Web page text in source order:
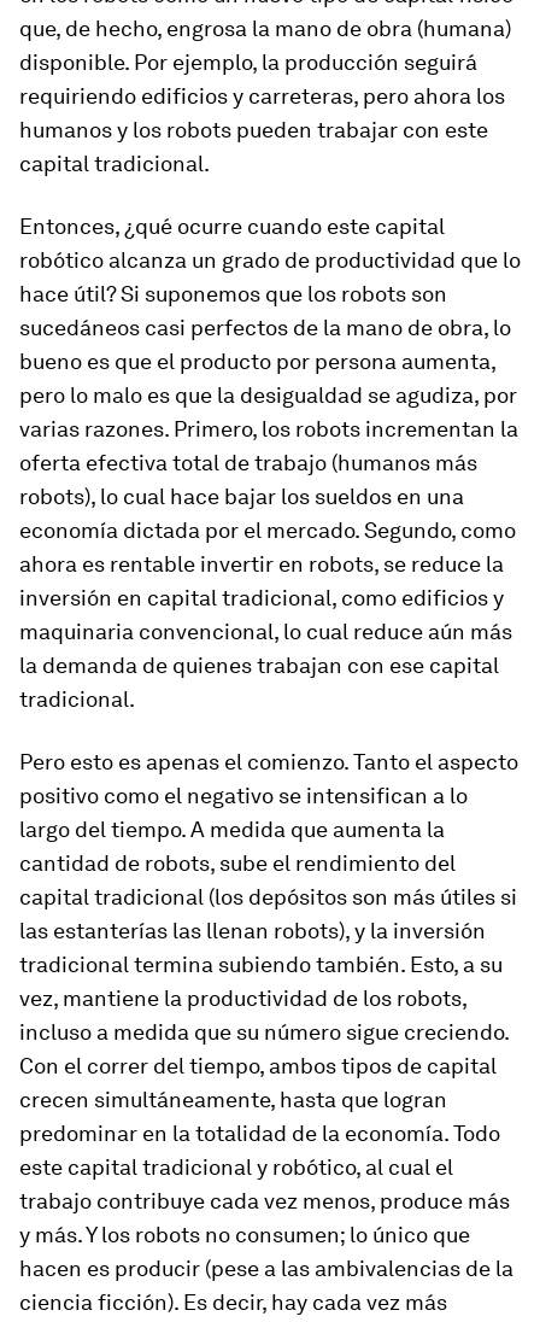
que, de hecho, engrosa la mano de obra (humana)
disponible. Por ejemplo, la producción seguirá
requiriendo edificios y carreteras, pero ahora los
humanos y los robots pueden trabajar con este
capital tradicional.
Entonces, ¿qué ocurre cuando este capital
robótico alcanza un grado de productividad que lo
hace útil? Si suponemos que los robots son
sucedáneos casi perfectos de la mano de obra, lo
bueno es que el producto por persona aumenta,
pero lo malo es que la desigualdad se agudiza, por
varias razones. Primero, los robots incrementan la
oferta efectiva total de trabajo (humanos más
robots), lo cual hace bajar los sueldos en una
economía dictada por el mercado. Segundo, como
ahora es rentable invertir en robots, se reduce la
inversión en capital tradicional, como edificios y
maquinaria convencional, lo cual reduce aún más
la demanda de quienes trabajan con ese capital
tradicional.
Pero esto es apenas el comienzo. Tanto el aspecto
positivo como el negativo se intensifican a lo
largo del tiempo. A medida que aumenta la
cantidad de robots, sube el rendimiento del
capital tradicional (los depósitos son más útiles si
las estanterías las llenan robots), y la inversión
tradicional termina subiendo también. Esto, a su
vez, mantiene la productividad de los robots,
incluso a medida que su número sigue creciendo.
Con el correr del tiempo, ambos tipos de capital
crecen simultáneamente, hasta que logran
predominar en la totalidad de la economía. Todo
este capital tradicional y robótico, al cual el
trabajo contribuye cada vez menos, produce más
y más. Y los robots no consumen; lo único que
hacen es producir (pese a las ambivalencias de la
ciencia ficción). Es decir, hay cada vez más